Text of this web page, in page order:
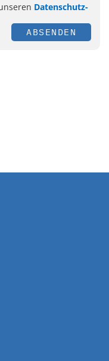
Datenschutz-
ABSENDEN